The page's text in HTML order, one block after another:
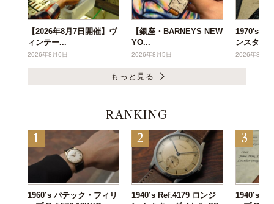
【2026年8月7日開催】ヴ
ィンテー...
2026年8月6日
【銀座・BARNEYS NEW
YO...
2026年8月5日
1970's ヴ
ンスタ...
2026年8月3
もっと見る
RANKING
1960’s パテック・フィリ
1940’s Ref.4179 ロンジ
1940’s パ